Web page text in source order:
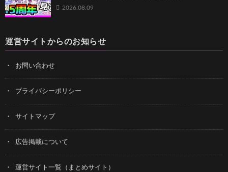
2026.08.09
運営サイトからのお知らせ
お問い合わせ
プライバシーポリシー
サイトマップ
広告掲載について
運営サイト一覧（まとめサイト）